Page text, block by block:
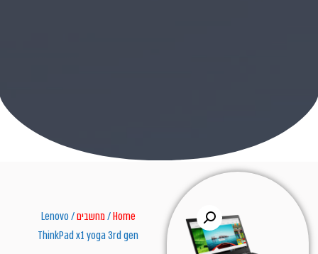
Home
/מחשבים / Lenovo
ThinkPad x1 yoga 3rd gen